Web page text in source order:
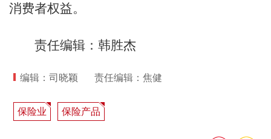
消费者权益。
责任编辑：韩胜杰
编辑：司晓颖 责任编辑：焦健
保险业 保险产品